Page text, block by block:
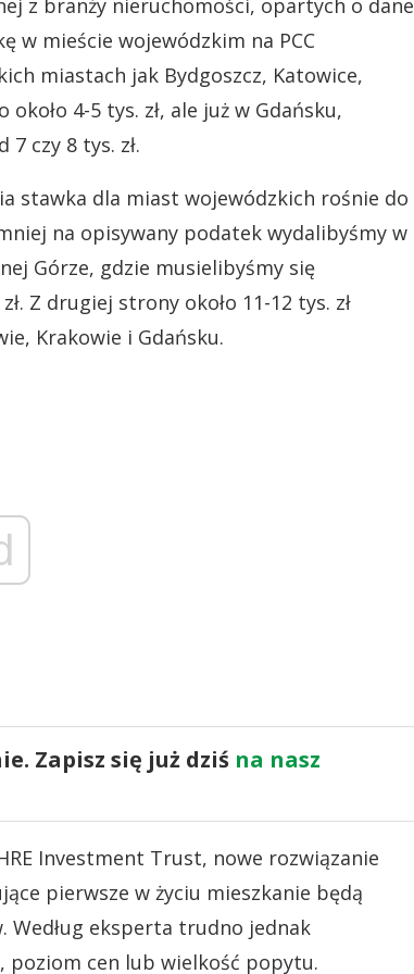
z branży nieruchomości, opartych o dane
w mieście wojewódzkim na PCC
miastach jak Bydgoszcz, Katowice,
4-5 tys. zł, ale już w Gdańsku,
czy 8 tys. zł.
stawka dla miast wojewódzkich rośnie do
na opisywany podatek wydalibyśmy w
Górze, gdzie musielibyśmy się
Z drugiej strony około 11-12 tys. zł
Krakowie i Gdańsku.
Zapisz się już dziś na nasz
Investment Trust, nowe rozwiązanie
pierwsze w życiu mieszkanie będą
Według eksperta trudno jednak
poziom cen lub wielkość popytu.